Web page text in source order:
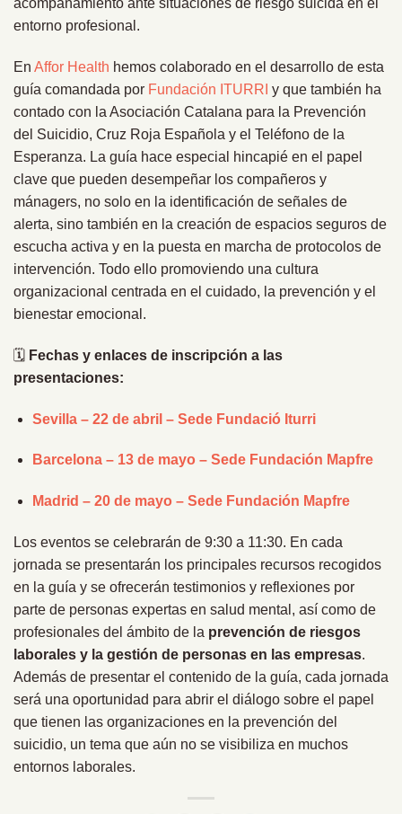
acompañamiento ante situaciones de riesgo suicida en el
entorno profesional.
En Affor Health hemos colaborado en el desarrollo de esta
guía comandada por Fundación ITURRI y que también ha
contado con la Asociación Catalana para la Prevención
del Suicidio, Cruz Roja Española y el Teléfono de la
Esperanza. La guía hace especial hincapié en el papel
clave que pueden desempeñar los compañeros y
mánagers, no solo en la identificación de señales de
alerta, sino también en la creación de espacios seguros de
escucha activa y en la puesta en marcha de protocolos de
intervención. Todo ello promoviendo una cultura
organizacional centrada en el cuidado, la prevención y el
bienestar emocional.
🗓️ Fechas y enlaces de inscripción a las
presentaciones:
Sevilla – 22 de abril – Sede Fundació Iturri
Barcelona – 13 de mayo – Sede Fundación Mapfre
Madrid – 20 de mayo – Sede Fundación Mapfre
Los eventos se celebrarán de 9:30 a 11:30. En cada
jornada se presentarán los principales recursos recogidos
en la guía y se ofrecerán testimonios y reflexiones por
parte de personas expertas en salud mental, así como de
profesionales del ámbito de la prevención de riesgos
laborales y la gestión de personas en las empresas.
Además de presentar el contenido de la guía, cada jornada
será una oportunidad para abrir el diálogo sobre el papel
que tienen las organizaciones en la prevención del
suicidio, un tema que aún no se visibiliza en muchos
entornos laborales.